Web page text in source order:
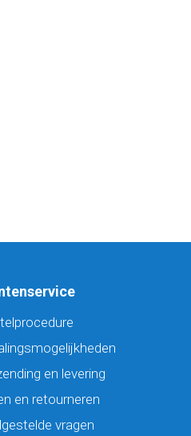
en levering
en retourneren
vragen